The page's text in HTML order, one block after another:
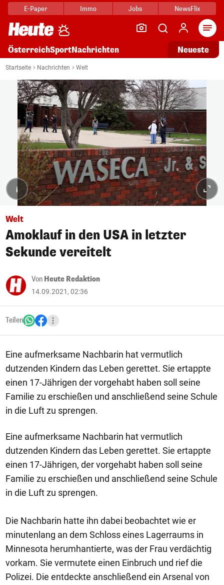
E-Paper Immo Jobs NewsFlix
ÖsterreichSportNachrichten Neueste
Startseite Nachrichten Welt
i
Welt
Amoklauf in den USA in letzter
Sekunde vereitelt
Von Heute Redaktion
14.09.2021, 02:36
Teilen
Eine aufmerksame Nachbarin hat vermutlich
dutzenden Kindern das Leben gerettet. Sie ertappte
einen 17-Jährigen der vorgehabt haben soll seine
Familie zu erschießen und anschließend seine Schule
in die Luft zu sprengen.
Eine aufmerksame Nachbarin hat vermutlich
dutzenden Kindern das Leben gerettet. Sie ertappte
einen 17-Jährigen, der vorgehabt haben soll seine
Familie zu erschießen und anschließend seine Schule
in die Luft zu sprengen.
Die Nachbarin hatte ihn dabei beobachtet wie er
minutenlang an dem Schloss eines Lagerraums in
Minnesota herumhantierte, was der Frau verdächtig
vorkam. Sie vermutete einen Einbruch und rief die
Polizei. Die entdeckte anschließend ein Arsenal von